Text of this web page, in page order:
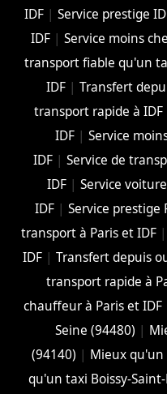
IDF| Service prestige
IDF |Service moins
transport fiable qu'un
IDF |Transfert
transport rapide à IDF
IDF |Service
IDF |Service de
IDF| Service
IDF |Service prestige
transport à Paris et IDF |
IDF |Transfert depuis
transport rapide à
chauffeur à Paris et IDF
Seine (94480) |
(94140) | Mieux qu'un
qu'un taxi Boissy-